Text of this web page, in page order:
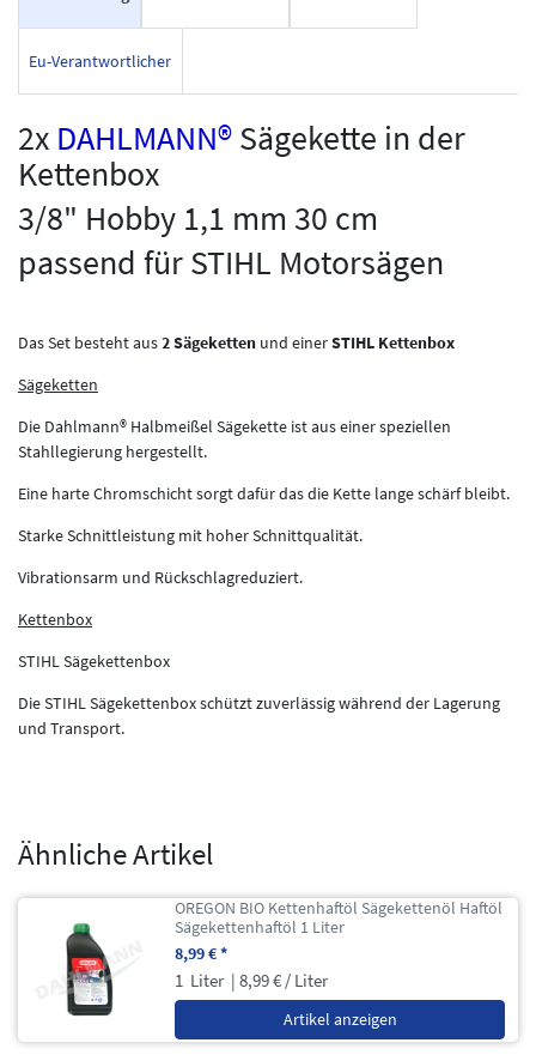
Eu-Verantwortlicher
2x DAHLMANN®Sägekette in der
Kettenbox
3/8" Hobby 1,1 mm 30 cm
passend für STIHL Motorsägen
Das Set besteht aus2 Sägeketten und einerSTIHL Kettenbox
Sägeketten
Die Dahlmann® Halbmeißel Sägekette ist aus einer speziellen
Stahllegierung hergestellt.
Eine harte Chromschicht sorgt dafür das die Kette lange schärf bleibt.
Starke Schnittleistung mit hoher Schnittqualität.
Vibrationsarm und Rückschlagreduziert.
Kettenbox
STIHL Sägekettenbox
Die STIHL Sägekettenbox schützt zuverlässig während der Lagerung
und Transport.
Ähnliche Artikel
OREGON BIO Kettenhaftöl Sägekettenöl Haftöl
Sägekettenhaftöl 1 Liter
8,99 € *
1 Liter | 8,99 € / Liter
Artikel anzeigen